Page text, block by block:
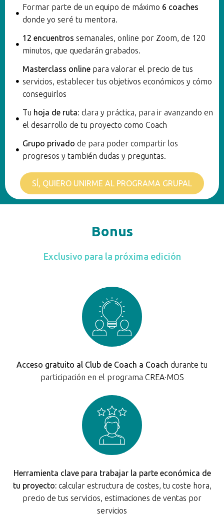
Formar parte de un equipo de máximo 6 coaches
donde yo seré tu mentora.
12 encuentros semanales, online por Zoom, de 120
minutos, que quedarán grabados.
Masterclass onlinepara valorar el precio de tus
servicios, establecer tus objetivos económicos y cómo
conseguirlos
Tu hoja de ruta: clara y práctica, para ir avanzando en
el desarrollo de tu proyecto como Coach
Grupo privado de para poder compartir los
progresos y también dudas y preguntas.
SÍ, QUIERO UNIRME AL PROGRAMA GRUPAL
Bonus
Exclusivo para la próxima edición
Acceso gratuito al Club de Coach a Coach durante tu
participación en el programa CREA·MOS
Herramienta clave para trabajar la parte económica de
tu proyecto: calcular estructura de costes, tu coste hora,
precio de tus servicios, estimaciones de ventas por
servicios